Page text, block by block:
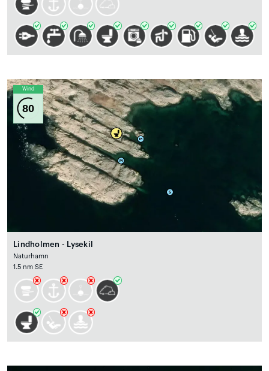
Wind
80
Lindholmen - Lysekil
Naturhamn
1.5 nm SE